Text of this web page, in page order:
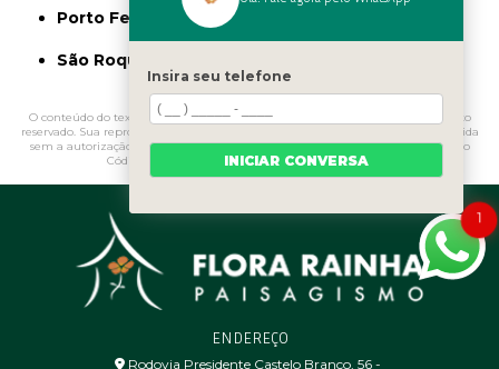
Porto Feliz
São Roque
O conteúdo do texto " Pedras Decorativas para Jardim Penha
" é de direito
reservado. Sua reprodução, parcial ou total, mesmo citando nossos links, é proibida
sem a autorização do autor. Crime de violação de direito autoral – artigo 184 do
Código Penal –
Lei 9610/98 - Lei de direitos autorais
ENDEREÇO
Rodovia Presidente Castelo Branco, 56 - ㅤ
1
Insira seu telefone
INICIAR CONVERSA